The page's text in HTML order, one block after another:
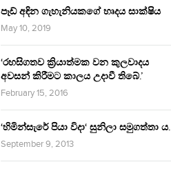
පෑඩ් අඳින ගැහැනියකගේ හෘදය සාක්ෂිය
May 10, 2019
‘රහසිගතව ක්‍රියාත්මක වන කුලවාදය
අවසන් කිරීමට කාලය උදාවී තිබේ.’
February 15, 2016
‘හිමින්සැරේ පියා විදා‘ සුනිලා සමුගත්තා ය.
September 9, 2013